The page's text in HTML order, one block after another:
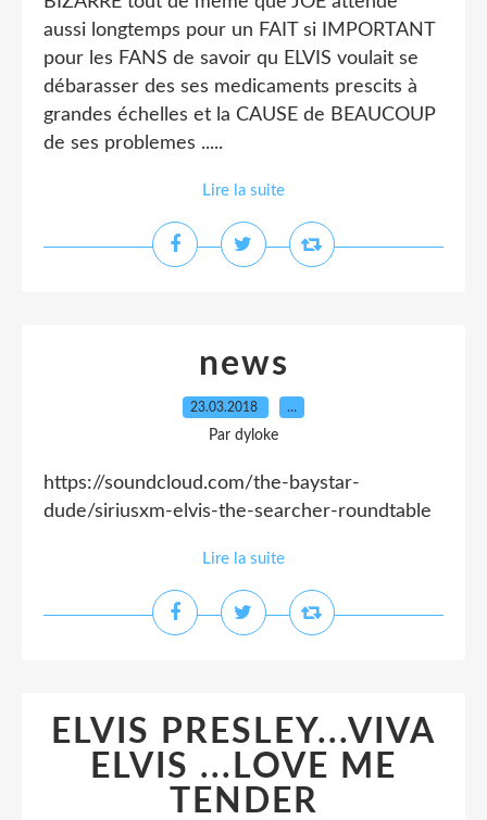
aussi longtemps pour un FAIT si IMPORTANT
pour les FANS de savoir qu ELVIS voulait se
débarasser des ses medicaments prescits à
grandes échelles et la CAUSE de BEAUCOUP
de ses problemes .....
Lire la suite
news
23.03.2018 …
Par dyloke
https://soundcloud.com/the-baystar-
dude/siriusxm-elvis-the-searcher-roundtable
Lire la suite
ELVIS PRESLEY...VIVA
ELVIS ...LOVE ME
TENDER